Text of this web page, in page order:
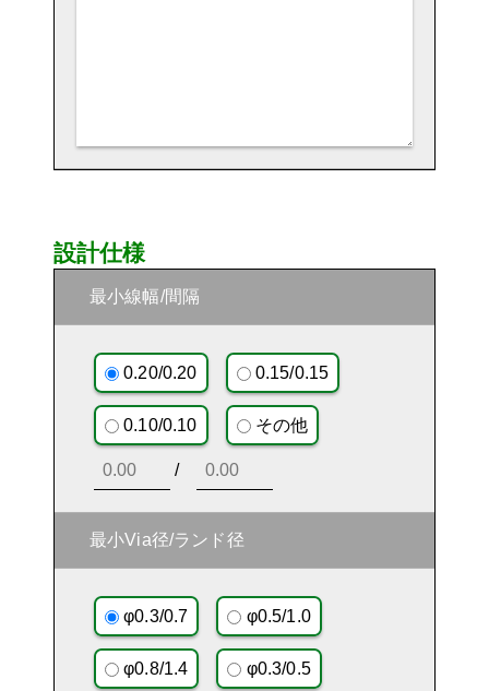
設計仕様
最小線幅/間隔
0.20/0.20 0.15/0.15
0.10/0.10 その他
/
最小Via径/ランド径
φ0.3/0.7 φ0.5/1.0
φ0.8/1.4 φ0.3/0.5